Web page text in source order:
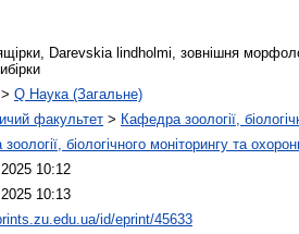
Darevskia lindholmi, зовнішня
> Q Наука (Загальне)
факультет > Кафедра зоології,
біологічного моніторингу та
10:12
10:13
id/eprint/45633